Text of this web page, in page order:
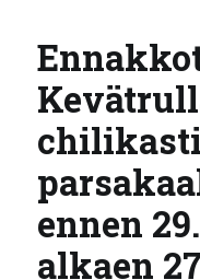
ennen
alkaen